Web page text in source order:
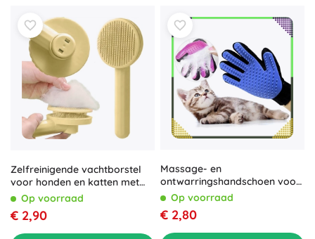
Zelfreinigende vachtborstel
voor honden en katten met
ergonomische handgreep
Op voorraad
€ 2,90
Massage- en
ontwarringshandschoen voor
honden en katten
Op voorraad
€ 2,80